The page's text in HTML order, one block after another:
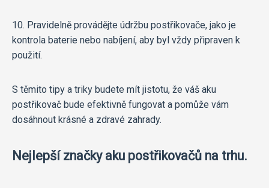
10. Pravidelně provádějte údržbu postřikovače, jako je
kontrola baterie nebo nabíjení, aby byl vždy připraven k
použití.
S těmito tipy a triky budete mít jistotu, že váš aku
postřikovač bude efektivně fungovat a pomůže vám
dosáhnout krásné a zdravé zahrady.
Nejlepší značky aku postřikovačů na trhu.